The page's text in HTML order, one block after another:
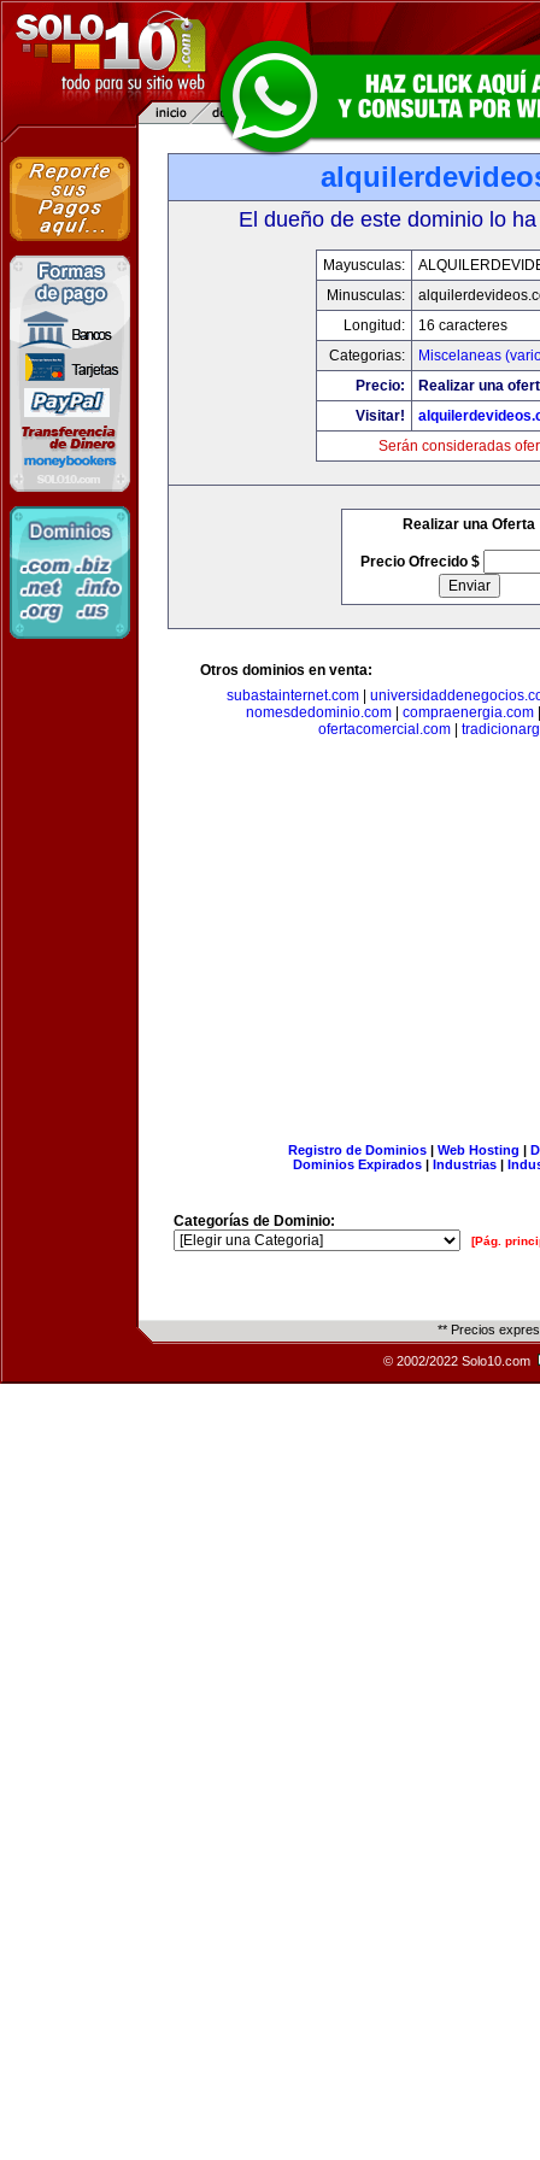
El dueño de este dominio lo
Mayusculas:
Minusculas:
Longitud:
16 caracteres
Categorias:
Miscelaneas
Precio:
Realizar una
Visitar!
Serán consideradas
Realizar una Oferta
Precio Ofrecido $
Otros dominios en venta:
subastainternet.com|
nomesdedominio.com| compraenergia.com
ofertacomercial.com
Registro de Dominios| Web Hosting |
Dominios Expirados | Industrias |
Categorías de Dominio:
[Pág.
** Precios
© 2002/2022 Solo10.com